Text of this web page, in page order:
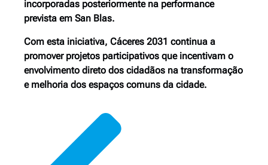
incorporadas posteriormente na performance
prevista em San Blas.
Com esta iniciativa, Cáceres 2031 continua a
promover projetos participativos que incentivam o
envolvimento direto dos cidadãos na transformação
e melhoria dos espaços comuns da cidade.